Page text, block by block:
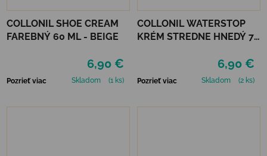
COLLONIL SHOE CREAM
FAREBNÝ 60 ML - BEIGE
6,90 €
Pozrieť viac Skladom (1 ks)
COLLONIL WATERSTOP
KRÉM STREDNE HNEDÝ 75
6,90 €
Pozrieť viac Skladom (2 ks)